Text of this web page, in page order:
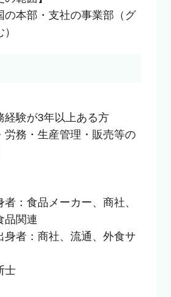
の本部・支社の事業部（グ
経験が3年以上ある方
労務・生産管理・販売等の
者：食品メーカー、商社、
品関連
身者：商社、流通、外食サ
士